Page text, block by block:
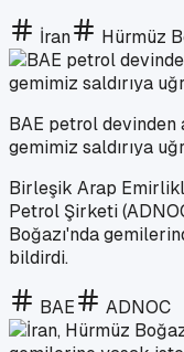
İran Hürmüz
BAE petrol devinden
gemimiz saldırıya
Birleşik Arap
Petrol Şirketi
Boğazı'nda
bildirdi.
BAE ADNOC